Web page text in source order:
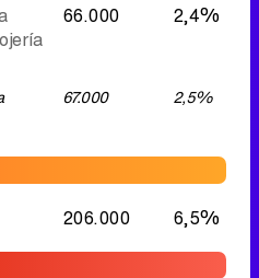
66.000 2,4%
67.000 2,5%
206.000 6,5%